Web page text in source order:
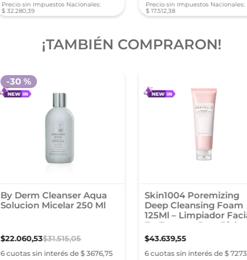
Precio sin Impuestos Nacionales:
$ 32.280,39
Precio sin Impuestos Nacionales:
$ 17.512,38
¡TAMBIÉN COMPRARON!
By Derm Cleanser Aqua
Solucion Micelar 250 Ml
$22.060,53$31.515,05
6 cuotas sin interés de $ 3676,75
-30 %
Skin1004 Poremizing
Deep Cleansing Foam
125Ml – Limpiador
En Espuma Para Pieles
Mixtas Y Oleosas
$43.639,55
6 cuotas sin interés de $